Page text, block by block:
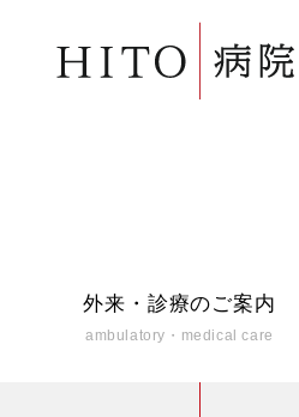
外来・診療のご案内
ambulatory・medical care